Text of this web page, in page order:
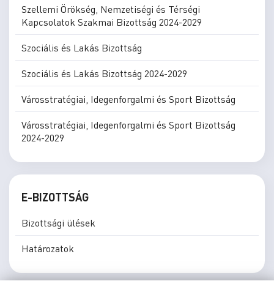
Szellemi Örökség, Nemzetiségi és Térségi
Kapcsolatok Szakmai Bizottság 2024-2029
Szociális és Lakás Bizottság
Szociális és Lakás Bizottság 2024-2029
Városstratégiai, Idegenforgalmi és Sport Bizottság
Városstratégiai, Idegenforgalmi és Sport Bizottság
2024-2029
E-BIZOTTSÁG
Bizottsági ülések
Határozatok